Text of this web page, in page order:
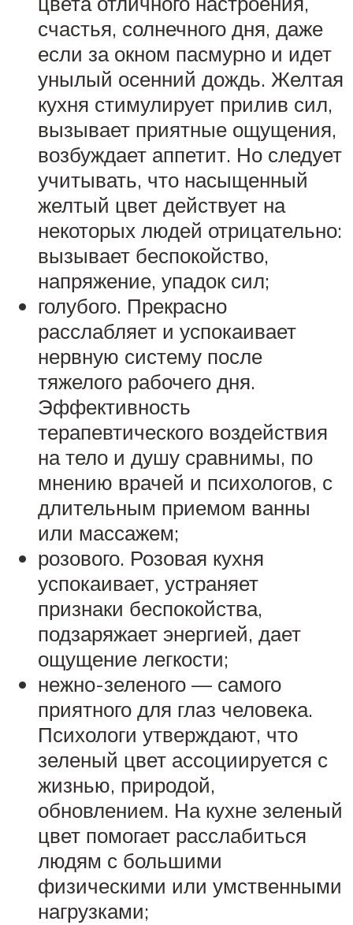
счастья, солнечного дня, даже
если за окном пасмурно и идет
унылый осенний дождь. Желтая
кухня стимулирует прилив сил,
вызывает приятные ощущения,
возбуждает аппетит. Но следует
учитывать, что насыщенный
желтый цвет действует на
некоторых людей отрицательно:
вызывает беспокойство,
напряжение, упадок сил;
голубого. Прекрасно
расслабляет и успокаивает
нервную систему после
тяжелого рабочего дня.
Эффективность
терапевтического воздействия
на тело и душу сравнимы, по
мнению врачей и психологов, с
длительным приемом ванны
или массажем;
розового. Розовая кухня
успокаивает, устраняет
признаки беспокойства,
подзаряжает энергией, дает
ощущение легкости;
нежно-зеленого — самого
приятного для глаз человека.
Психологи утверждают, что
зеленый цвет ассоциируется с
жизнью, природой,
обновлением. На кухне зеленый
цвет помогает расслабиться
людям с большими
физическими или умственными
нагрузками;